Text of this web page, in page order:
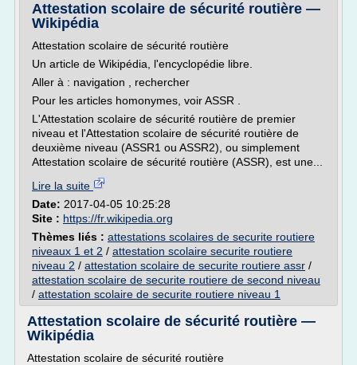
Attestation scolaire de sécurité routière —
Wikipédia
Attestation scolaire de sécurité routière
Un article de Wikipédia, l'encyclopédie libre.
Aller à : navigation , rechercher
Pour les articles homonymes, voir ASSR .
L'Attestation scolaire de sécurité routière de premier
niveau et l'Attestation scolaire de sécurité routière de
deuxième niveau (ASSR1 ou ASSR2), ou simplement
Attestation scolaire de sécurité routière (ASSR), est une...
Lire la suite
Date: 2017-04-05 10:25:28
Site : https://fr.wikipedia.org
Thèmes liés : attestations scolaires de securite routiere
niveaux 1 et 2 / attestation scolaire securite routiere
niveau 2 / attestation scolaire de securite routiere assr /
attestation scolaire de securite routiere de second niveau
/ attestation scolaire de securite routiere niveau 1
Attestation scolaire de sécurité routière —
Wikipédia
Attestation scolaire de sécurité routière